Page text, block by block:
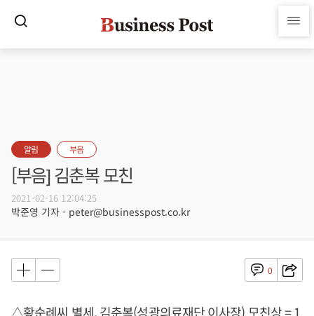
알림 부음
[부음] 김춘복 모친
2021-02-16 12:04:25
박준영 기자 - peter@businesspost.co.kr
0
△황순례씨 별세, 김춘복(성광의료재단 이사장) 모친상 = 1